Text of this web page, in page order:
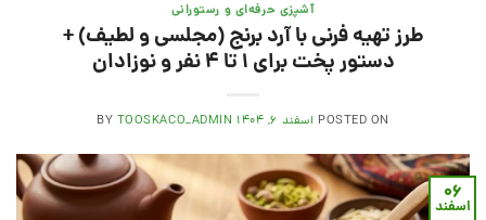
آشپزی حرفه‌ای و رستورانی
طرز تهیه فرنی با آرد برنج (مجلسی و لطیف) +
دستور پخت برای ۱ تا ۴ نفر و نوزادان
POSTED ON اسفند ۶, ۱۴۰۴ BY TOOSKACO_ADMIN
۰۶
اسفند